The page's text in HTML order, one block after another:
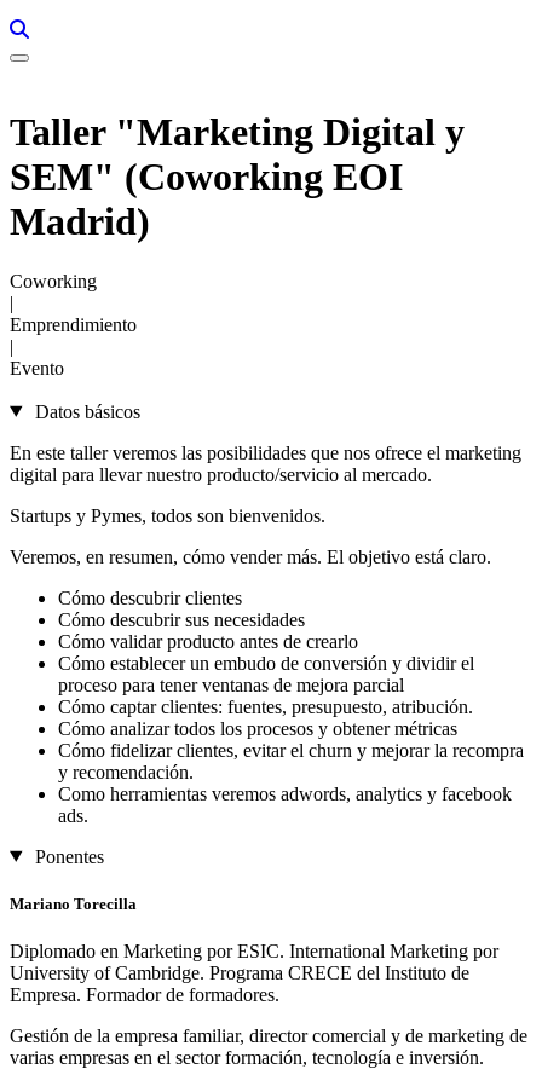
Taller "Marketing Digital y
SEM" (Coworking EOI
Madrid)
Coworking
|
Emprendimiento
|
Evento
Datos básicos
En este taller veremos las posibilidades que nos ofrece el marketing
digital para llevar nuestro producto/servicio al mercado.
Startups y Pymes, todos son bienvenidos.
Veremos, en resumen, cómo vender más. El objetivo está claro.
Cómo descubrir clientes
Cómo descubrir sus necesidades
Cómo validar producto antes de crearlo
Cómo establecer un embudo de conversión y dividir el
proceso para tener ventanas de mejora parcial
Cómo captar clientes: fuentes, presupuesto, atribución.
Cómo analizar todos los procesos y obtener métricas
Cómo fidelizar clientes, evitar el churn y mejorar la recompra
y recomendación.
Como herramientas veremos adwords, analytics y facebook
ads.
Ponentes
Mariano Torecilla
Diplomado en Marketing por ESIC. International Marketing por
University of Cambridge. Programa CRECE del Instituto de
Empresa. Formador de formadores.
Gestión de la empresa familiar, director comercial y de marketing de
varias empresas en el sector formación, tecnología e inversión.